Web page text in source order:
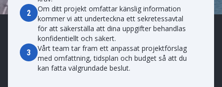
2
Om ditt projekt omfattar känslig information
kommer vi att underteckna ett sekretessavtal
för att säkerställa att dina uppgifter behandlas
konfidentiellt och säkert.
3
Vårt team tar fram ett anpassat projektförslag
med omfattning, tidsplan och budget så att du
kan fatta välgrundade beslut.